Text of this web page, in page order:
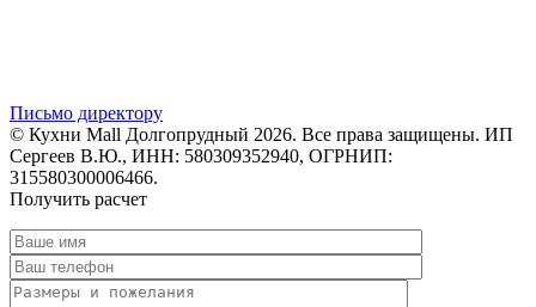
Письмо директору
© Кухни Mall Долгопрудный 2026. Все права защищены. ИП
Сергеев В.Ю., ИНН: 580309352940, ОГРНИП:
315580300006466.
Получить расчет